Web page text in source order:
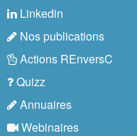
Linkedin
Nos publications
Actions REnversC
Quizz
Annuaires
Webinaires